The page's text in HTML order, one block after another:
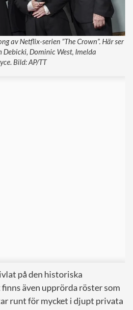
av Netflix-serien ”The Crown”. Här ser
Debicki, Dominic West, Imelda
Bild: AP/TT
på den historiska
även upprörda röster som
runt för mycket i djupt privata